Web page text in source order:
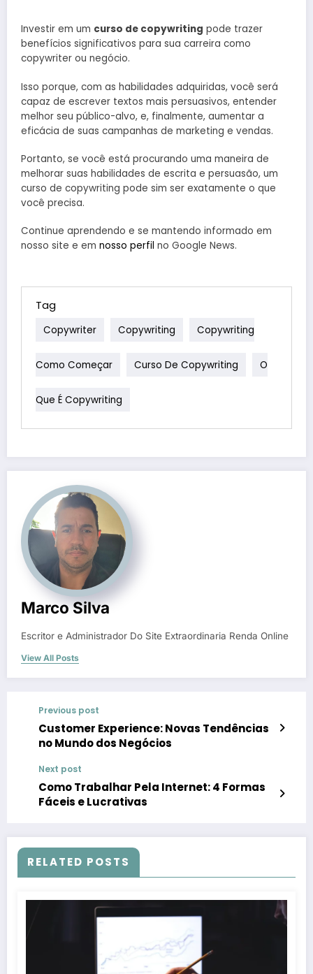
Investir em um curso de copywriting pode trazer
benefícios significativos para sua carreira como
copywriter ou negócio.
Isso porque, com as habilidades adquiridas, você será
capaz de escrever textos mais persuasivos, entender
melhor seu público-alvo, e, finalmente, aumentar a
eficácia de suas campanhas de marketing e vendas.
Portanto, se você está procurando uma maneira de
melhorar suas habilidades de escrita e persuasão, um
curso de copywriting pode sim ser exatamente o que
você precisa.
Continue aprendendo e se mantendo informado em
nosso site e em nosso perfil no Google News.
Experiência
Novas
Tendências no
Negócios
Em 17 de maio,
definição,
tipos e como
Em 15 de maio, 2024
A Chave
Tag
Copywriter Copywriting Copywriting
Como Começar Curso De Copywriting O
Que É Copywriting
Marco Silva
Escritor e Administrador Do Site Extraordinaria Renda Online
View All Posts
Previous post
Customer Experience: Novas Tendências
no Mundo dos Negócios
Next post
Como Trabalhar Pela Internet: 4 Formas
Fáceis e Lucrativas
RELATED POSTS